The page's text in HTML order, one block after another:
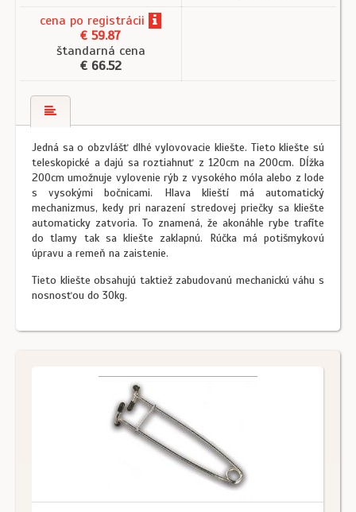
cena po registrácii
€ 59.87
štandarná cena
€ 66.52
Jedná sa o obzvlášť dlhé vylovovacie kliešte. Tieto kliešte sú
teleskopické a dajú sa roztiahnuť z 120cm na 200cm. Dĺžka
200cm umožnuje vylovenie rýb z vysokého móla alebo z lode
s vysokými bočnicami. Hlava klieští má automatický
mechanizmus, kedy pri narazení stredovej priečky sa kliešte
automaticky zatvoria. To znamená, že akonáhle rybe trafíte
do tlamy tak sa kliešte zaklapnú. Rúčka má potišmykovú
úpravu a remeň na zaistenie.
Tieto kliešte obsahujú taktiež zabudovanú mechanickú váhu s
nosnosťou do 30kg.